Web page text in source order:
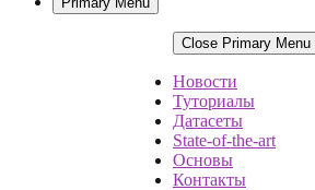
Close Primary Menu
Новости
Туториалы
Датасеты
State-of-the-art
Основы
Контакты